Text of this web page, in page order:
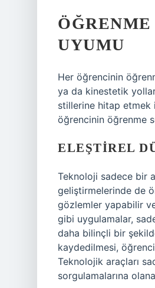
UYUMU
Her öğrencinin
ya da kinestetik
stillerine hitap etmek
öğrencinin öğrenme
ELEŞTIREL
Teknoloji sadece bir
geliştirmelerinde de
gözlemler yapabilir
gibi uygulamalar,
daha bilinçli bir
kaydedilmesi,
Teknolojik araçları
sorgulamalarına